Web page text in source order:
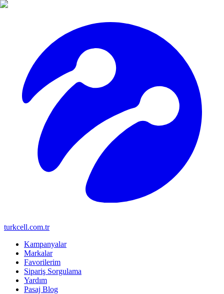
turkcell.com.tr
Kampanyalar
Markalar
Favorilerim
Sipariş Sorgulama
Yardım
Pasaj Blog